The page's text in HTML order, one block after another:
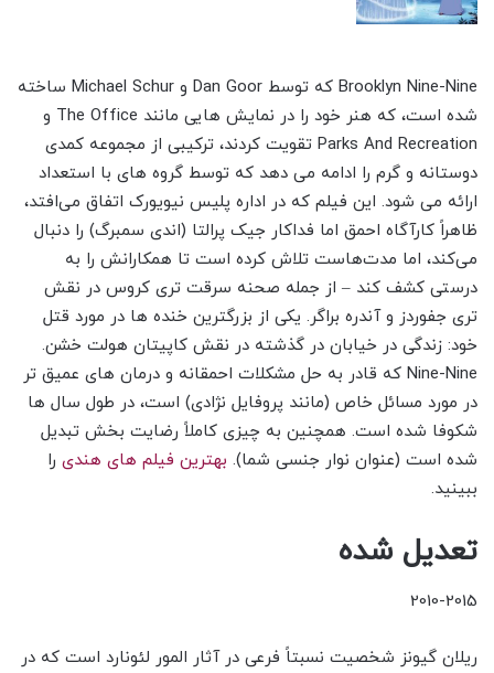
Brooklyn Nine-Nine که توسط Dan Goor و Michael Schur ساخته
شده است، که هنر خود را در نمایش هایی مانند The Office و
Parks And Recreation تقویت کردند، ترکیبی از مجموعه کمدی
دوستانه و گرم را ادامه می دهد که توسط گروه های با استعداد
ارائه می شود. این فیلم که در اداره پلیس نیویورک اتفاق می‌افتد،
ظاهراً کارآگاه احمق اما فداکار جیک پرالتا (اندی سمبرگ) را دنبال
می‌کند، اما مدت‌هاست تلاش کرده است تا همکارانش را به
درستی کشف کند – از جمله صحنه سرقت تری کروس در نقش
تری جفوردز و آندره براگر. یکی از بزرگترین خنده ها در مورد قتل
خود: زندگی در خیابان در گذشته در نقش کاپیتان هولت خشن.
Nine-Nine که قادر به حل مشکلات احمقانه و درمان های عمیق تر
در مورد مسائل خاص (مانند پروفایل نژادی) است، در طول سال ها
شکوفا شده است. همچنین به چیزی کاملاً رضایت بخش تبدیل
شده است (عنوان نوار جنسی شما). بهترین فیلم های هندی را
ببینید.
تعدیل شده
2010-2015
ریلان گیونز شخصیت نسبتاً فرعی در آثار المور لئونارد است که در